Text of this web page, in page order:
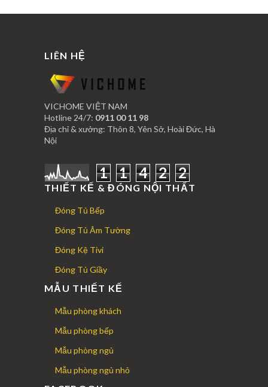
LIÊN HỆ
VICHOME VIỆT NAM
Hotline 24/7: 0911 00 11 98
Địa chỉ & xưởng: Thôn 8, Yên Sở, Hoài Đức, Hà
Nội
1 1 4 2 2
THIẾT KẾ & ĐÓNG NỘI THẤT
Đóng Tủ Bếp
Đóng Tủ Âm Tường
Đóng Kệ Tivi
Đóng Tủ Giầy
MẪU THIẾT KẾ
Mẫu phòng khách
Mẫu phòng bếp
Mẫu phòng ngủ
Mẫu phòng ngủ nhỏ